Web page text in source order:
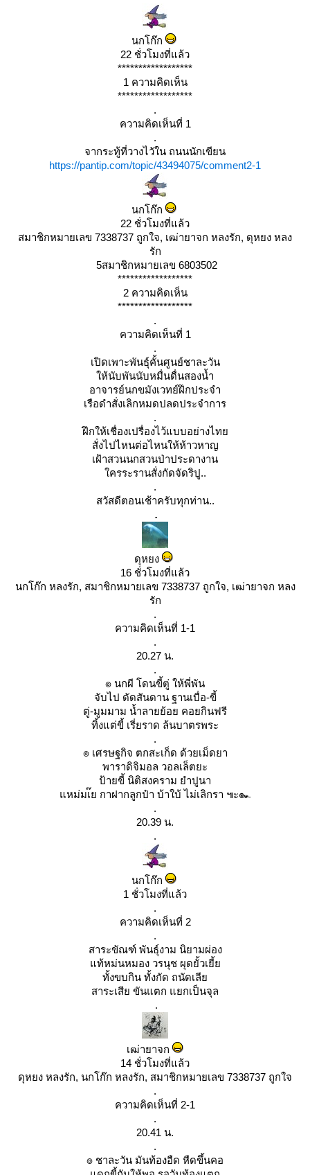
นกโก๊ก
22 ชั่วโมงที่แล้ว
******************
1 ความคิดเห็น
******************
.
ความคิดเห็นที่ 1
.
จากระทู้ที่วางไวัใน ถนนนักเขียน
https://pantip.com/topic/43494075/comment2-1
นกโก๊ก
22 ชั่วโมงที่แล้ว
สมาชิกหมายเลข 7338737 ถูกใจ, เฒ่ายาจก หลงรัก, ดุหยง หลง
รัก
5สมาชิกหมายเลข 6803502
******************
2 ความคิดเห็น
******************
.
ความคิดเห็นที่ 1
.
เปิดเพาะพันธุ์คั้นศูนย์ชาละวัน
ห้นับพันนับหมื่นดื่นสองน้ำ
อาจารย์นกขมังเวทย์ฝึกประจำ
เรือดำสั่งเลิกหมดปลดประจำการ
.
ฝึกให้เชื่องเปรื่องไว้แบบอย่างไท
สั่งไปไหนต่อไหนให้ห้าวหาญ
เฝ้าสวนนกสวนป่าประดางาน
ครระรานสั่งกัดจัดริปู..
.
สวัสดีตอนเช้าครับทุกท่าน..
.
ดุหยง
16 ชั่วโมงที่แล้ว
นกโก๊ก หลงรัก, สมาชิกหมายเลข 7338737 ถูกใจ, เฒ่ายาจก หลง
รัก
.
ความคิดเห็นที่ 1-1
.
20.27 น.
.
๏ นกผี โดนขี้ตู่ ให้พี่พัน
จับไป ดัดสันดาน ฐานเบื่อ-ขี้
ตู่-มูมมาม น้ำลายย้อย คอยกินฟรี
ทิ้งแต่ขี้ เรี่ยราด ล้นบาตรพระ
.
๏ เศรษฐกิจ ตกสะเก็ด ด้วยเม็ดยา
พาราดิจิมอล วอลเล็ตยะ
ป้ายขี้ นิติสงคราม ยำปูนา
หม่มเ๊ย กาฝากลูกป๋า บ้าใบ้ ไม่เลิกรา ๚ะ๛
.
20.39 น.
.
นกโก๊ก
1 ชั่วโมงที่แล้ว
.
ความคิดเห็นที่ 2
.
สาระขัณฑ์ พันธุ์งาม นิยามผ่อง
ท้หม่นหมอง วรนุช ผุดยั้วเยี้
ทั้งขบกิน ทั้งกัด ถนัดเลี
สาระเสีย ขันแตก แยกเป็นจุล
.
เฒ่ายาจก
14 ชั่วโมงที่แล้ว
ดุหยง หลงรัก, นกโก๊ก หลงรัก, สมาชิกหมายเลข 7338737 ถูกใจ
.
ความคิดเห็นที่ 2-1
.
20.41 น.
.
๏ ชาละวัน มันท้องอืด หืดขึ้นคอ